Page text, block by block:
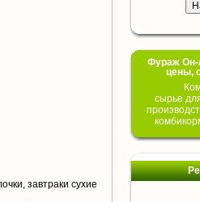
завтраки сухие
Фураж Он-
цены,
сырье